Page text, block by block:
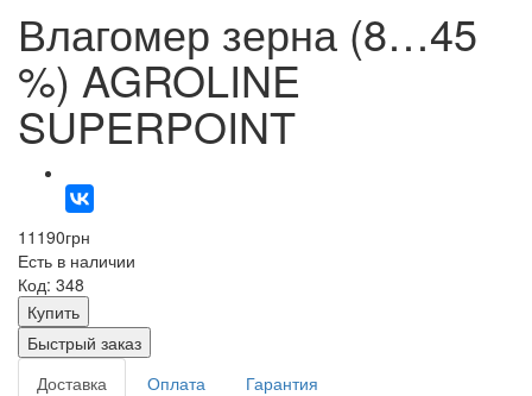
Влагомер зерна (8…45
%) AGROLINE
SUPERPOINT
11190грн
Есть в наличии
Код: 348
Купить
Быстрый заказ
Доставка
Оплата
Гарантия